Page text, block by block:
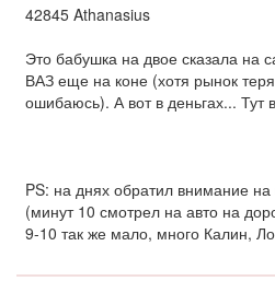
42845 Athanasius
Это бабушка на двое сказала на
ВАЗ еще на коне (хотя рынок
ошибаюсь). А вот в деньгах... Тут
PS: на днях обратил внимание на
(минут 10 смотрел на авто на
9-10 так же мало, много Калин,